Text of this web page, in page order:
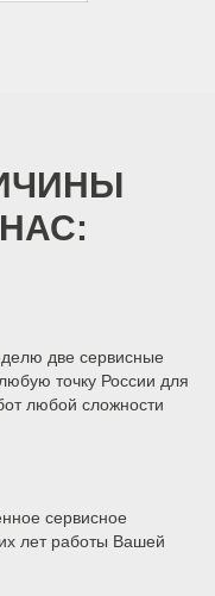
две сервисные
точку России для
любой сложности
сервисное
лет работы Вашей